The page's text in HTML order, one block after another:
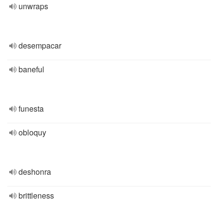
unwraps
desempacar
baneful
funesta
obloquy
deshonra
brittleness